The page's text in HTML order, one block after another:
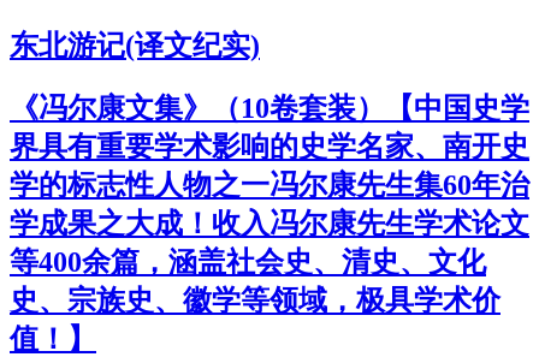
东北游记(译文纪实)
《冯尔康文集》（10卷套装）【中国史学
界具有重要学术影响的史学名家、南开史
学的标志性人物之一冯尔康先生集60年治
学成果之大成！收入冯尔康先生学术论文
等400余篇，涵盖社会史、清史、文化
史、宗族史、徽学等领域，极具学术价
值！】